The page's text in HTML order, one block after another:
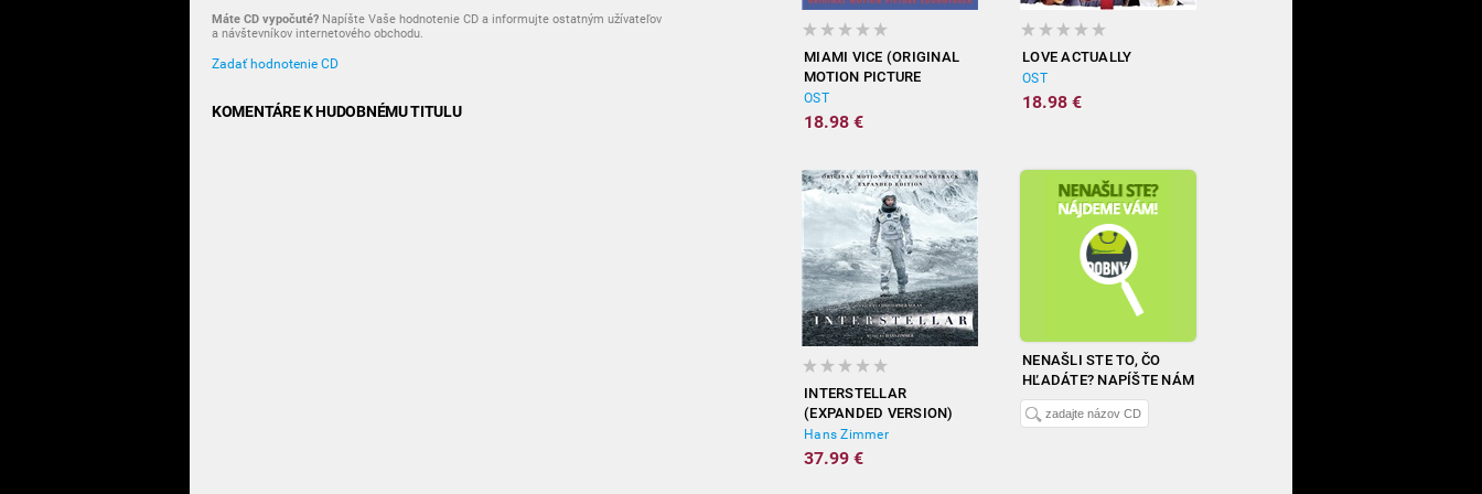
Máte CD vypočuté? Napíšte Vaše hodnotenie CD a informujte ostatným užívateľov
a návštevníkov internetového obchodu.
Zadať hodnotenie CD
KOMENTÁRE K HUDOBNÉMU TITULU
MIAMI VICE (ORIGINAL
MOTION PICTURE
SOUNDTRACK)
OST
18.98 €
LOVE ACTUALLY
OST
18.98 €
INTERSTELLAR
(EXPANDED VERSION)
Hans Zimmer
37.99 €
NENAŠLI STE TO, ČO
HĽADÁTE? NAPÍŠTE NÁM